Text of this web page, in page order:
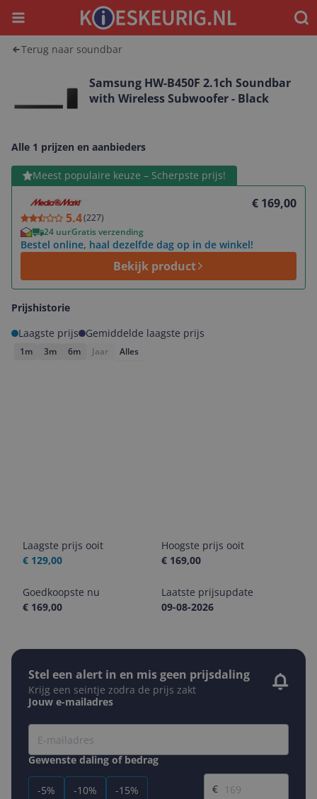
Menu
Terug naar soundbar
Samsung HW-B450F 2.1ch Soundbar
with Wireless Subwoofer - Black
Alle 1 prijzen en aanbieders
Meest populaire keuze – Scherpste prijs!
5.4(227)
€ 169,00
24 uurGratis verzending
Bestel online, haal dezelfde dag op in de winkel!
Bekijk product
Bekijk product
Prijshistorie
Laagste prijs
Gemiddelde laagste prijs
1m 3m 6m Jaar Alles
Laagste prijs ooit
€ 129,00
Hoogste prijs ooit
€ 169,00
Goedkoopste nu
€ 169,00
Laatste prijsupdate
09-08-2026
Stel een alert in en mis geen prijsdaling
Krijg een seintje zodra de prijs zakt
Jouw e-mailadres
Gewenste daling of bedrag
-5% -10% -15%
Gewenste prijs
€